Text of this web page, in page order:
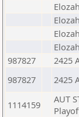
987827
2425
987827
2425
1114159
AUT